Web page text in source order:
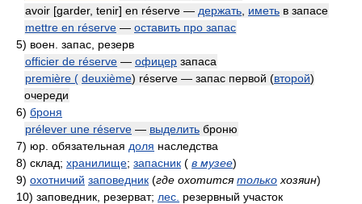
avoir [garder, tenir] en réserve — держать иметь в запасе
mettre en réserve — оставить про запас
5) воен. запас, резерв
officier de réserve — офицер запаса
première ( deuxième) réserve — запас первой (второй)
очереди
6) броня
prélever une réserve — выделить броню
7) юр. обязательная доля наследства
8) склад; хранилище; запасник ( в музее)
9) охотничий заповедник (где охотитсятолько хозяин)
10) заповедник, резерват; лес. резервный участок